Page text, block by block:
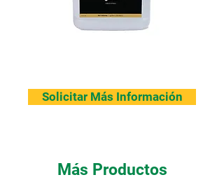
Solicitar Más Información
Más Productos